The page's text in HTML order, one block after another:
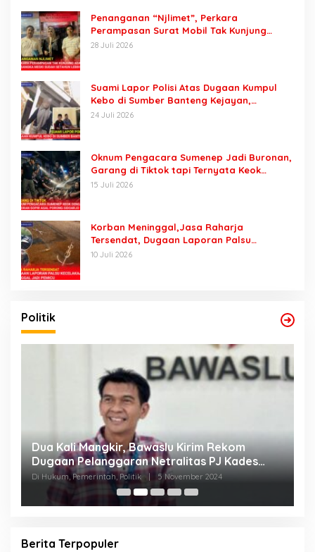
Penanganan “Njlimet”, Perkara
Perampasan Surat Mobil Tak Kunjung
Tersangka Padahal Setahun di Polres
28 Juli 2026
Suami Lapor Polisi Atas Dugaan Kumpul
Kebo di Sumber Banteng Kejayan,
Keluarga Minta Segera Ditangkap
24 Juli 2026
Oknum Pengacara Sumenep Jadi Buronan,
Garang di Tiktok tapi Ternyata Keok
Dengan Laporan Seorang Sopir
15 Juli 2026
Korban Meninggal,Jasa Raharja
Tersendat, Dugaan Laporan Palsu
Kecelakaan Tunggal Jadi Pemicu
10 Juli 2026
Politik
Dua Kali Mangkir, Bawaslu Kirim Rekom
Dugaan Pelanggaran Netralitas PJ Kades
Karangasem ke BKN Jakarta
Di Hukum, Pemerintah, Politik 5 November 2024
Berita Terpopuler